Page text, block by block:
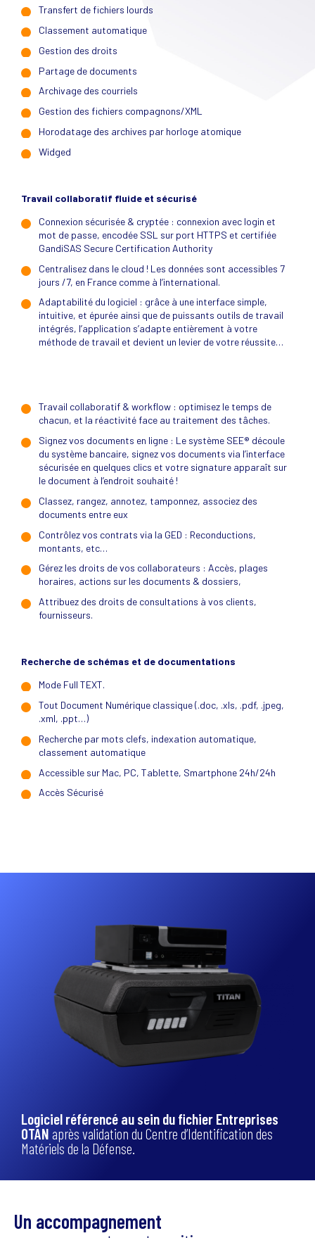
Transfert de fichiers lourds
Classement automatique
Gestion des droits
Partage de documents
Archivage des courriels
Gestion des fichiers compagnons/XML
Horodatage des archives par horloge atomique
Widged
Travail collaboratif fluide et sécurisé
Connexion sécurisée & cryptée : connexion avec login et
mot de passe, encodée SSL sur port HTTPS et certifiée
GandiSAS Secure Certification Authority
Centralisez dans le cloud ! Les données sont accessibles 7
jours /7, en France comme à l’international.
Adaptabilité du logiciel : grâce à une interface simple,
intuitive, et épurée ainsi que de puissants outils de travail
intégrés, l’application s’adapte entièrement à votre
méthode de travail et devient un levier de votre réussite…
Travail collaboratif & workflow : optimisez le temps de
chacun, et la réactivité face au traitement des tâches.
Signez vos documents en ligne : Le système SEE® découle
du système bancaire, signez vos documents via l’interface
sécurisée en quelques clics et votre signature apparaît sur
le document à l’endroit souhaité !
Classez, rangez, annotez, tamponnez, associez des
documents entre eux
Contrôlez vos contrats via la GED : Reconductions,
montants, etc…
Gérez les droits de vos collaborateurs : Accès, plages
horaires, actions sur les documents & dossiers,
Attribuez des droits de consultations à vos clients,
fournisseurs.
Recherche de schémas et de documentations
Mode Full TEXT.
Tout Document Numérique classique (.doc, .xls, .pdf, .jpeg,
.xml, .ppt…)
Recherche par mots clefs, indexation automatique,
classement automatique
Accessible sur Mac, PC, Tablette, Smartphone 24h/24h
Accès Sécurisé
Logiciel référencé au sein du fichier Entreprises
OTAN après validation du Centre d’Identification des
Matériels de la Défense.
Un accompagnement